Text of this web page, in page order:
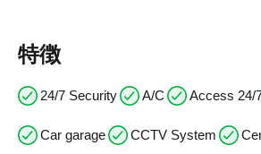
特徴
24/7 Security A/C Access 24/
Car garage CCTV System